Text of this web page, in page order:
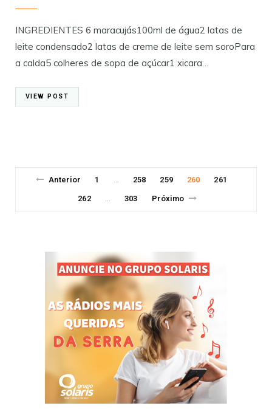
INGREDIENTES 6 maracujás100ml de água2 latas de
leite condensado2 latas de creme de leite sem soroPara
a calda5 colheres de sopa de açúcar1 xicara…
VIEW POST
Anterior 1 … 258 259 260 261
262 … 303 Próximo